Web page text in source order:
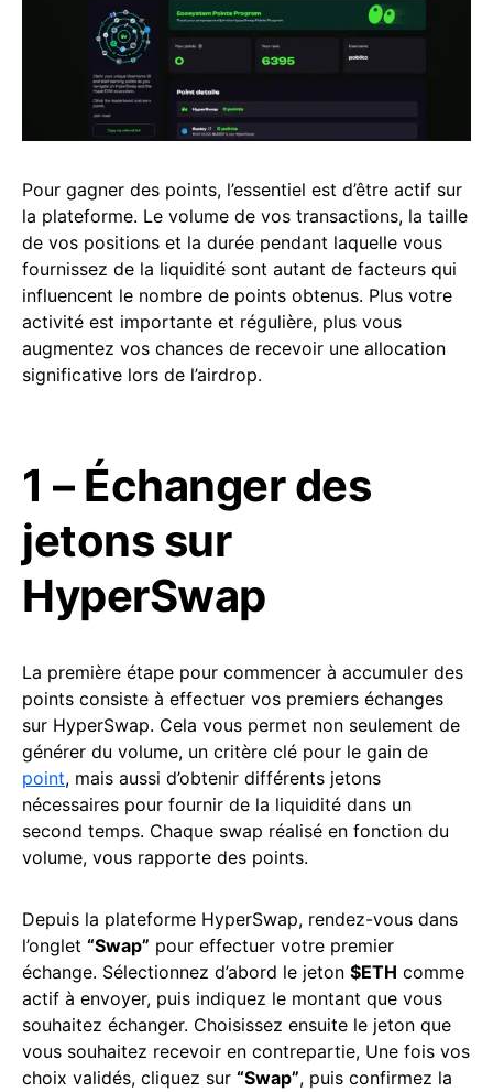
Pour gagner des points, l’essentiel est d’être actif sur
la plateforme. Le volume de vos transactions, la taille
de vos positions et la durée pendant laquelle vous
fournissez de la liquidité sont autant de facteurs qui
influencent le nombre de points obtenus. Plus votre
activité est importante et régulière, plus vous
augmentez vos chances de recevoir une allocation
significative lors de l’airdrop.
1 – Échanger des
jetons sur
HyperSwap
La première étape pour commencer à accumuler des
points consiste à effectuer vos premiers échanges
sur HyperSwap. Cela vous permet non seulement de
générer du volume, un critère clé pour le gain de
point, mais aussi d’obtenir différents jetons
nécessaires pour fournir de la liquidité dans un
second temps. Chaque swap réalisé en fonction du
volume, vous rapporte des points.
Depuis la plateforme HyperSwap, rendez-vous dans
l’onglet “Swap” pour effectuer votre premier
échange. Sélectionnez d’abord le jeton $ETH comme
actif à envoyer, puis indiquez le montant que vous
souhaitez échanger. Choisissez ensuite le jeton que
vous souhaitez recevoir en contrepartie, Une fois vos
choix validés, cliquez sur “Swap”, puis confirmez la